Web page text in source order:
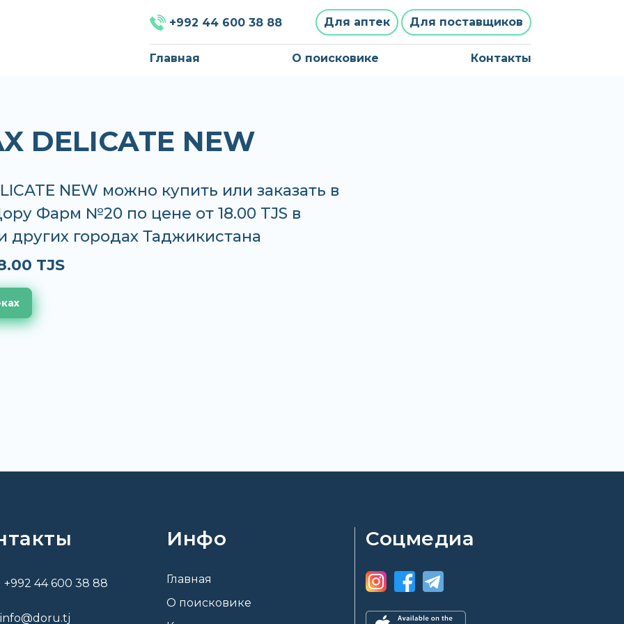
+992 44 600 38 88 Для аптек Для поставщиков
Главная О поисковике Контакты
DELICATE NEW
NEW можно купить или заказать в
Фарм №20 по цене от 18.00 TJS в
других городах Таджикистана
TJS
+992 44 600 38 88
info@doru.tj
Инфо
Главная
О поисковике
Соцмедиа